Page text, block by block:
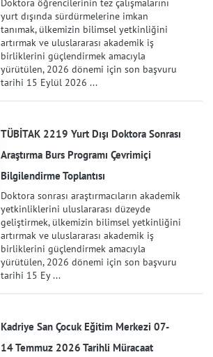
Doktora öğrencilerinin tez çalışmalarını
yurt dışında sürdürmelerine imkan
tanımak, ülkemizin bilimsel yetkinliğini
artırmak ve uluslararası akademik iş
birliklerini güçlendirmek amacıyla
yürütülen, 2026 dönemi için son başvuru
tarihi 15 Eylül 2026 ...
TÜBİTAK 2219 Yurt Dışı Doktora Sonrası
Araştırma Burs Programı Çevrimiçi
Bilgilendirme Toplantısı
Doktora sonrası araştırmacıların akademik
yetkinliklerini uluslararası düzeyde
geliştirmek, ülkemizin bilimsel yetkinliğini
artırmak ve uluslararası akademik iş
birliklerini güçlendirmek amacıyla
yürütülen, 2026 dönemi için son başvuru
tarihi 15 Ey ...
Kadriye San Çocuk Eğitim Merkezi 07-
14 Temmuz 2026 Tarihli Müracaat